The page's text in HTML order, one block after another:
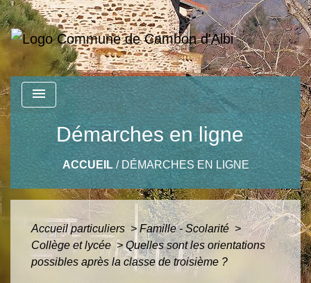
menu
Démarches en ligne
ACCUEIL/ DÉMARCHES EN LIGNE
Accueil particuliers > Famille - Scolarité >
Collège et lycée> Quelles sont les orientations
possibles après la classe de troisième ?